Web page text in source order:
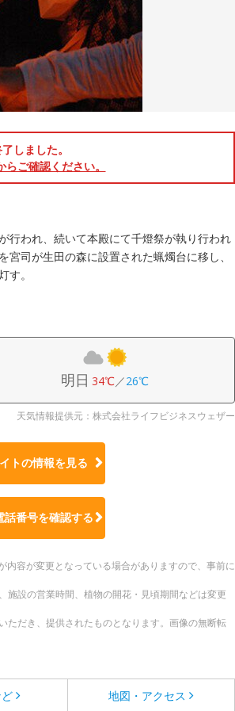
しました。
ご確認ください。
行われ、続いて本殿にて千燈祭が執り行われ
司が生田の森に設置された蝋燭台に移し、
す。
明日 34℃／26℃
天気情報提供元：株式会社ライフビジネスウェザー
トの情報を見る
番号を確認する
容が変更となっている場合がありますので、事前に
設の営業時間、植物の開花・見頃期間などは変更
だき、提供されたものとなります。画像の無断転
地図・アクセス